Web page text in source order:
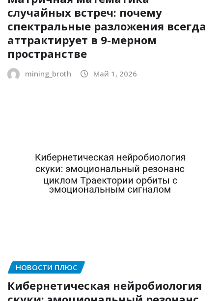
случайных встреч: почему
спектральные разложения всегда
аттрактирует в 9-мерном
пространстве
mining_broth Май 1, 2026
НОВОСТИ ПЛЮС
Кибернетическая нейробиология